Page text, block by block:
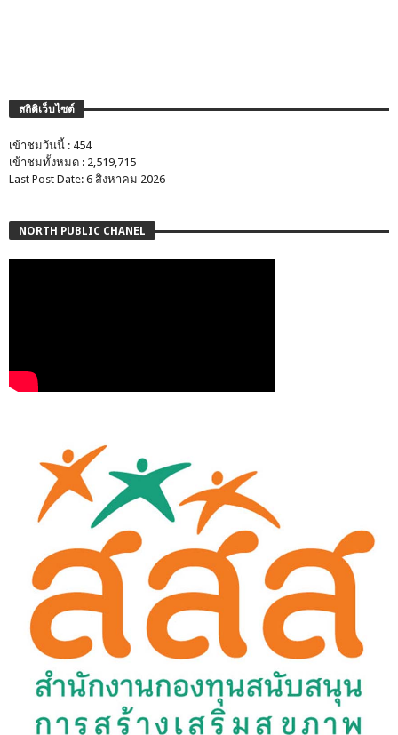
สถิติเว็บไซต์
เข้าชมวันนี้ : 454
เข้าชมทั้งหมด : 2,519,715
Last Post Date: 6 สิงหาคม 2026
NORTH PUBLIC CHANEL